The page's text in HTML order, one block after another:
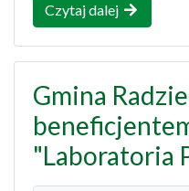
Czytaj dalej
Gmina
"Laboratoria